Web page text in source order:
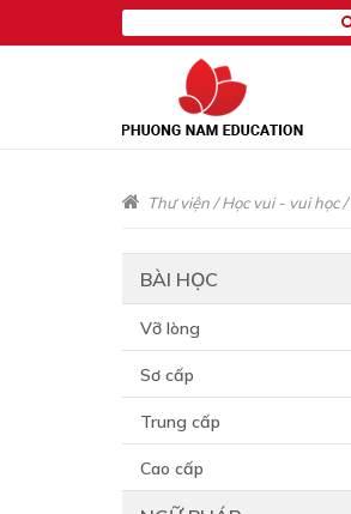
Thư viện/Học vui - vui học/
BÀI HỌC
Vỡ lòng
Sơ cấp
Trung cấp
Cao cấp